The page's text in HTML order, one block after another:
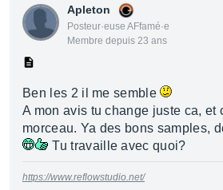
Apleton
Posteur·euse AFfamé·e
Membre depuis 23 ans
Ben les 2 il me semble
A mon avis tu change juste ca, et
morceau. Ya des bons samples,
Tu travaille avec quoi?
https://www.reflowstudio.net/